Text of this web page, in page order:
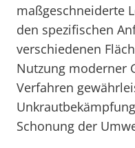
maßgeschneiderte
den spezifischen
verschiedenen
Nutzung moderner
Verfahren
Schonung der